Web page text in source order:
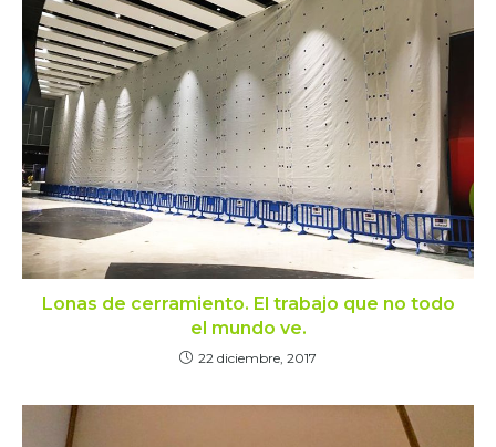
Lonas de cerramiento. El trabajo que no todo
el mundo ve.
22 diciembre, 2017